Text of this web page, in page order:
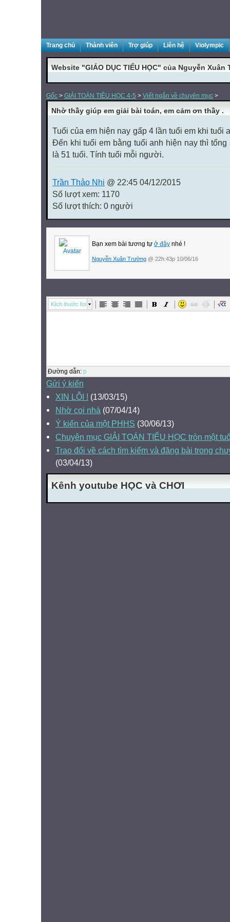
Trang chủ Thành viên Trợ giúp Liên hệ Violympic
Website "GIÁO DỤC TIỂU HỌC" của Nguyễn Xuân
Gốc > GIẢI TOÁN TIÊU HỌC 4-5 > Viết ngắn về chuyên mục >
Nhờ thầy giúp em giải bài toán, em cảm ơn thầy .
Tuổi của em hiện nay gấp 4 lần tuổi em khi tuổi
Đến khi tuổi em bằng tuổi anh hiện nay thì
là 51 tuổi. Tính tuổi mỗi người.
Trần Thảo Nhi @ 22:45 04/12/2015
Số lượt xem: 1170
Số lượt thích: 0 người
Bạn xem bài tương tự ở đây nhé !
Nguyễn Xuân Trường @ 22h:43p 10/06/16
Kích thước font
Đường dẫn: p
Gửi ý kiến
XIN LỖI ! (13/03/15)
Nhờ coi nhà (07/04/14)
Ý kiến của một PHHS (30/06/13)
Chuyên mục GIẢI TOÁN TIỂU HỌC tròn một
Trao đổi về cách tìm kiếm và đăng bài trong
(03/04/13)
Kênh youtube HỌC và CHƠI